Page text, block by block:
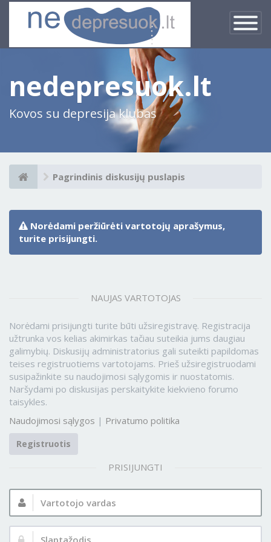
Įjungti
×
nedepresuok.lt
Kovos su depresija klubas
Pagrindinis diskusijų puslapis
Norėdami peržiūrėti vartotojų aprašymus,
turite prisijungti.
NAUJAS VARTOTOJAS
Norėdami prisijungti turite būti užsiregistravę. Registracija
užtrunka vos kelias akimirkas tačiau suteikia jums daugiau
galimybių. Diskusijų administratorius gali suteikti papildomas
teises registruotiems vartotojams. Prieš užsiregistruodami
susipažinkite su naudojimosi sąlygomis ir nuostatomis.
Naršydami po diskusijas perskaitykite kiekvieno forumo
taisykles.
Naudojimosi sąlygos | Privatumo politika
Registruotis
PRISIJUNGTI
Vartotojo
vardas:
Slaptažodis: